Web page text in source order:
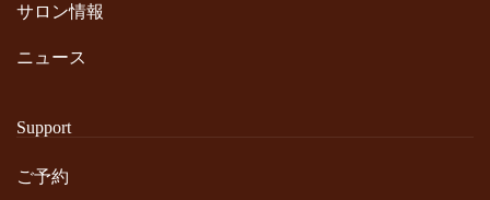
サロン情報
ニュース
Support
ご予約